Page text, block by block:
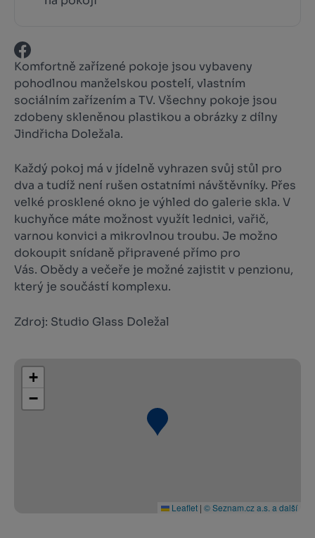
Komfortně zařízené pokoje jsou vybaveny
pohodlnou manželskou postelí, vlastním
sociálním zařízením a TV. Všechny pokoje jsou
zdobeny skleněnou plastikou a obrázky z dílny
Jindřicha Doležala.
Každý pokoj má v jídelně vyhrazen svůj stůl pro
dva a tudíž není rušen ostatními návštěvníky. Přes
velké prosklené okno je výhled do galerie skla. V
kuchyňce máte možnost využít lednici, vařič,
varnou konvici a mikrovlnou troubu. Je možno
dokoupit snídaně připravené přímo pro
Vás. Obědy a večeře je možné zajistit v penzionu,
který je součástí komplexu.
Zdroj: Studio Glass Doležal
+
−
Leaflet | © Seznam.cz a.s. a další